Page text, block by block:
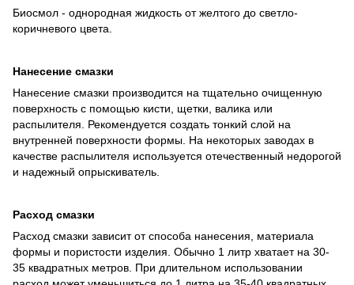
Биосмол - однородная жидкость от желтого до светло-
коричневого цвета.
Нанесение смазки
Нанесение смазки производится на тщательно очищенную
поверхность с помощью кисти, щетки, валика или
распылителя. Рекомендуется создать тонкий слой на
внутренней поверхности формы. На некоторых заводах в
качестве распылителя используется отечественный недорогой
и надежный опрыскиватель.
Расход смазки
Расход смазки зависит от способа нанесения, материала
формы и пористости изделия. Обычно 1 литр хватает на 30-
35 квадратных метров. При длительном использовании